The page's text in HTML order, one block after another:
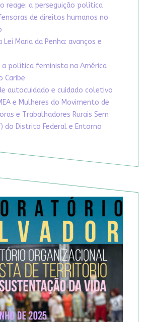
reage: a perseguição política
de direitos humanos no
Lei Maria da Penha: avanços e
a política feminista na América
Caribe
autocuidado e cuidado coletivo
e Mulheres do Movimento de
e Trabalhadores Rurais Sem
do Distrito Federal e Entorno